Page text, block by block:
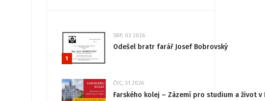
1
SRP, 03 2026
Odešel bratr farář Josef Bobrovský
ČVC, 31 2026
Farského kolej – Zázemí pro studium a život v